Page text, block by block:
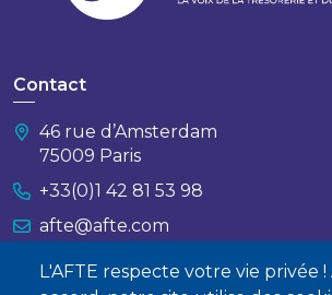
L'AFTE respecte votre vie privée
Contact
46 rue d’Amsterdam
75009 Paris
+33(0)1 42 81 53 98
afte@afte.com
Nous contacter